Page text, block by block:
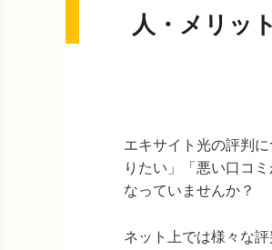
人・メリッ
エキサイト光の評判
りたい」「悪い口コ
なっていませんか？
ネット上では様々な